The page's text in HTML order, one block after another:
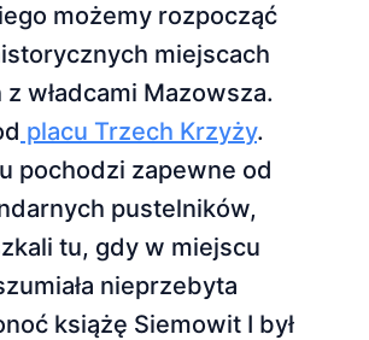
możemy rozpocząć
miejscach
władcami Mazowsza.
placu Trzech Krzyży.
pochodzi zapewne od
pustelników,
tu, gdy w miejscu
nieprzebyta
książę Siemowit I był